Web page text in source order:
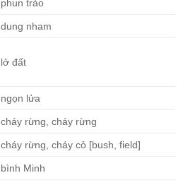
phun trào
dung nham
lở đất
ngọn lửa
cháy rừng, cháy rừng
cháy rừng, cháy cỏ [bush, field]
bình Minh